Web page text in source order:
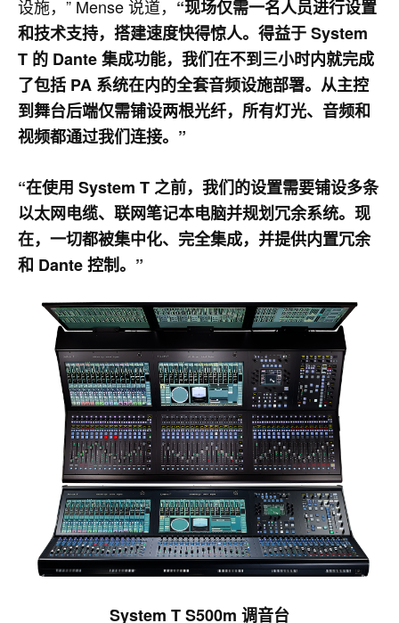
设施，” Mense 说道， “现场仅需一名人员进行设置
和技术支持，搭建速度快得惊人。得益于 System
T 的 Dante 集成功能，我们在不到三小时内就完成
了包括 PA 系统在内的全套音频设施部署。从主控
到舞台后端仅需铺设两根光纤，所有灯光、音频和
视频都通过我们连接。”
“在使用 System T 之前，我们的设置需要铺设多条
以太网电缆、联网笔记本电脑并规划冗余系统。现
在，一切都被集中化、完全集成，并提供内置冗余
和 Dante 控制。”
System T S500m 调音台